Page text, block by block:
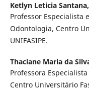
Ketlyn Leticia Santana,
Professor Especialista
Odontologia, Centro
UNIFASIPE.
Thaciane Maria da
Professora
Centro Universitário